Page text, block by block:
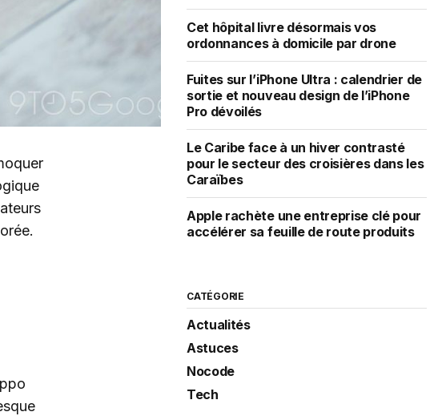
Cet hôpital livre désormais vos
ordonnances à domicile par drone
Fuites sur l’iPhone Ultra : calendrier de
sortie et nouveau design de l’iPhone
Pro dévoilés
Le Caribe face à un hiver contrasté
pour le secteur des croisières dans les
Caraïbes
Apple rachète une entreprise clé pour
accélérer sa feuille de route produits
CATÉGORIE
Actualités
Astuces
Nocode
Tech